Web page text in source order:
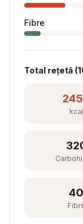
Fibre
Total rețetă (
kcal
40